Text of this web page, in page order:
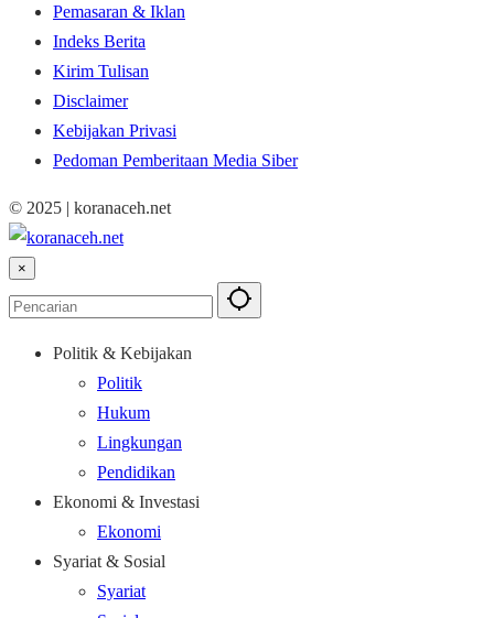
Pemasaran & Iklan
Indeks Berita
Kirim Tulisan
Disclaimer
Kebijakan Privasi
Pedoman Pemberitaan Media Siber
© 2025 | koranaceh.net
×
Politik & Kebijakan
Politik
Hukum
Lingkungan
Pendidikan
Ekonomi & Investasi
Ekonomi
Syariat & Sosial
Syariat